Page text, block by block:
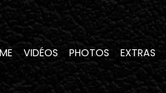
VIDÉOS PHOTOS EXTRAS